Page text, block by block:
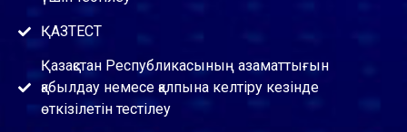
ҚАЗТЕСТ
Қазақстан Республикасының азаматтығын
қабылдау немесе қалпына келтіру кезінде
өткізілетін тестілеу